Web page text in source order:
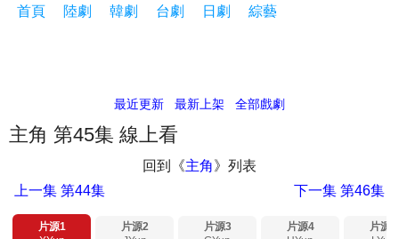
首頁 陸劇 韓劇 台劇 日劇 綜藝
最近更新 最新上架 全部戲劇
主角 第45集 線上看
回到《主角》列表
上一集 第44集 下一集第46集
片源1
片源2
片源3
片源4
片源5